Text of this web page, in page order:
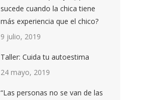
sucede cuando la chica tiene
más experiencia que el chico?
9 julio, 2019
Taller: Cuida tu autoestima
24 mayo, 2019
“Las personas no se van de las